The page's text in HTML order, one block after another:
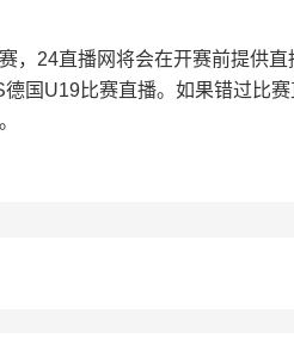
24直播网将会在开赛前提供直
国U19比赛直播。如果错过比